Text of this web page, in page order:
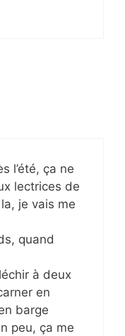
l’été, ça ne
lectrices de
je vais me
quand
à deux
en
barge
peu, ça me